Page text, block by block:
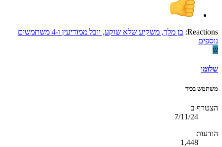
Reactions: בן מלך, משקיע שלא שוקע, יובל ממודיעין
ו-4 משתמשים
נוספים
ש
שלומו
משתמש בכיר
הצטרף ב
7/11/24
הודעות
1,448